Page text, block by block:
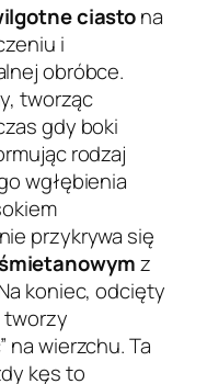
ciastona
i
obróbce.
tworząc
gdy boki
rodzaj
wgłębienia
przykrywa się
z
koniec, odcięty
tworzy
na wierzchu. Ta
kęs to